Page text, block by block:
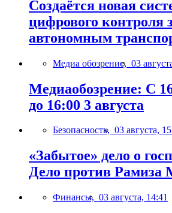
Создаётся новая
цифрового контроля
автономным
Медиа обозрение, 03
Медиаобозрение: С
до 16:00 3 августа
Безопасность, 03 августа,
«Забытое» дело о
Дело против Рамиза
Финансы, 03 августа, 14:41